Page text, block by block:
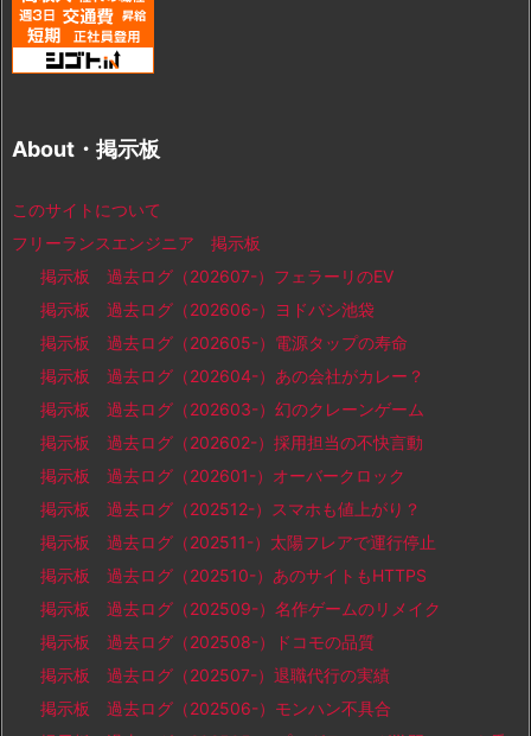
About・掲示板
このサイトについて
フリーランスエンジニア 掲示板
掲示板 過去ログ（202607-）フェラーリのEV
掲示板 過去ログ（202606-）ヨドバシ池袋
掲示板 過去ログ（202605-）電源タップの寿命
掲示板 過去ログ（202604-）あの会社がカレー？
掲示板 過去ログ（202603-）幻のクレーンゲーム
掲示板 過去ログ（202602-）採用担当の不快言動
掲示板 過去ログ（202601-）オーバークロック
掲示板 過去ログ（202512-）スマホも値上がり？
掲示板 過去ログ（202511-）太陽フレアで運行停止
掲示板 過去ログ（202510-）あのサイトもHTTPS
掲示板 過去ログ（202509-）名作ゲームのリメイク
掲示板 過去ログ（202508-）ドコモの品質
掲示板 過去ログ（202507-）退職代行の実績
掲示板 過去ログ（202506-）モンハン不具合